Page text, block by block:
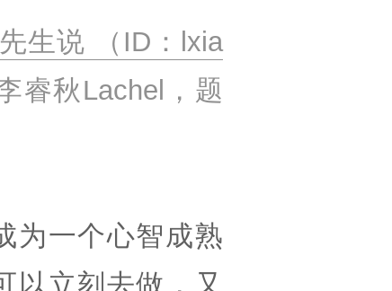
生说 （ID：lxia
睿秋Lachel，题
为一个心智成熟
以立刻去做，又